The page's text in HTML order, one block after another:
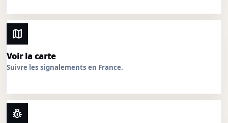
map
Voir la carte
Suivre les signalements en France.
pest_control